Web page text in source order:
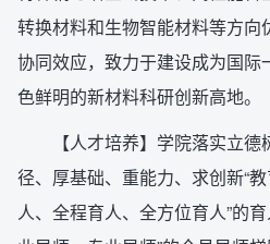
转换材料和生物智能材料等方
协同效应，致力于建设成为国
色鲜明的新材料科研创新高地。
【人才培养】学院落实立
径、厚基础、重能力、求创新“
人、全程育人、全方位育人”的